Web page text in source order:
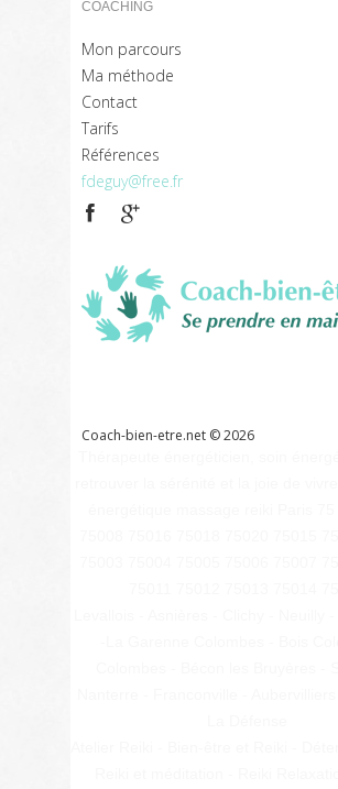
COACHING
Mon parcours
Ma méthode
Contact
Tarifs
Références
fdeguy@free.fr
Coach-bien-etre.net ©2026